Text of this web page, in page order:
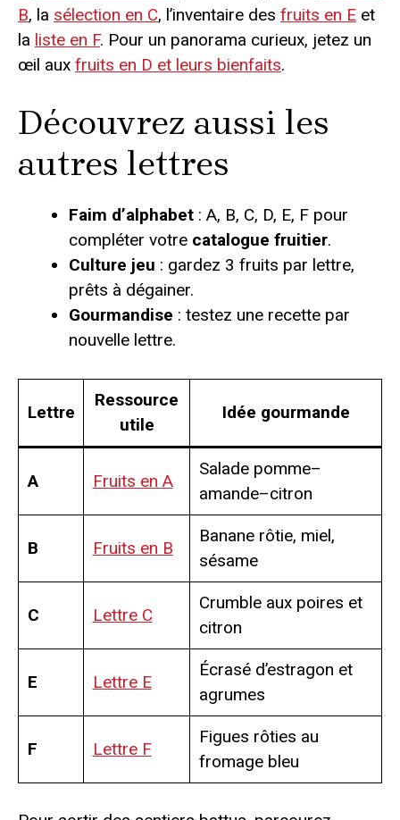
B, la sélection en C, l’inventaire des fruits en E et
la liste en F. Pour un panorama curieux, jetez un
œil aux fruits en D et leurs bienfaits.
Découvrez aussi les
autres lettres
Faim d’alphabet : A, B, C, D, E, F pour
compléter votre catalogue fruitier.
Culture jeu : gardez 3 fruits par lettre,
prêts à dégainer.
Gourmandise : testez une recette par
nouvelle lettre.
Lettre
Ressource
utile
Idée gourmande
A Fruits en A
Salade pomme–
amande–citron
B Fruits en B
Banane rôtie, miel,
sésame
C Lettre C
Crumble aux poires et
citron
E Lettre E
Écrasé d’estragon et
agrumes
F Lettre F
Figues rôties au
fromage bleu